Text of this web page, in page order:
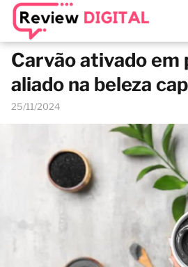
Carvão ativado em
aliado na beleza
25/11/2024